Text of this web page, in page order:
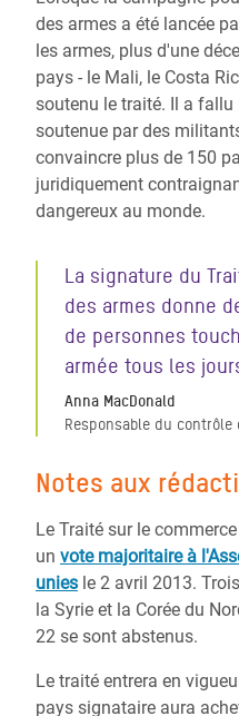
des armes a été lancée
les armes, plus d'une
pays - le Mali, le Costa
soutenu le traité. Il a fallu
soutenue par des
convaincre plus de 150
juridiquement
dangereux au monde.
La signature du
des armes donne
de personnes
armée tous les
Anna MacDonald
Responsable du contrôle
Notes aux
Le Traité sur le
un vote majoritaire à
unies le 2 avril 2013.
la Syrie et la Corée du
22 se sont abstenus.
Le traité entrera en
pays signataire aura